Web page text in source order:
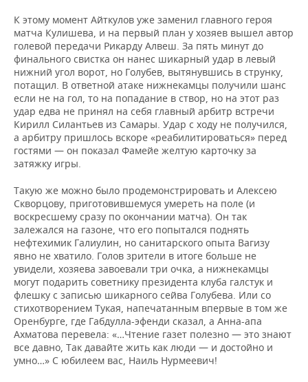
К этому момент Айткулов уже заменил главного героя
матча Кулишева, и на первый план у хозяев вышел автор
голевой передачи Рикарду Алвеш. За пять минут до
финального свистка он нанес шикарный удар в левый
нижний угол ворот, но Голубев, вытянувшись в струнку,
потащил. В ответной атаке нижнекамцы получили шанс
если не на гол, то на попадание в створ, но на этот раз
удар едва не принял на себя главный арбитр встречи
Кирилл Силантьев из Самары. Удар с ходу не получился,
а арбитру пришлось вскоре «реабилитироваться» перед
гостями — он показал Фамейе желтую карточку за
затяжку игры.
Такую же можно было продемонстрировать и Алексею
Скворцову, приготовившемуся умереть на поле (и
воскресшему сразу по окончании матча). Он так
залежался на газоне, что его попытался поднять
нефтехимик Галиулин, но санитарского опыта Вагизу
явно не хватило. Голов зрители в итоге больше не
увидели, хозяева завоевали три очка, а нижнекамцы
могут подарить советнику президента клуба галстук и
флешку с записью шикарного сейва Голубева. Или со
стихотворением Тукая, напечатанным впервые в том же
Оренбурге, где Габдулла-эфенди сказал, а Анна-апа
Ахматова перевела: «…Чтение газет полезно — это знают
все давно, Так давайте жить как люди — и достойно и
умно…» С юбилеем вас, Наиль Нурмеевич!